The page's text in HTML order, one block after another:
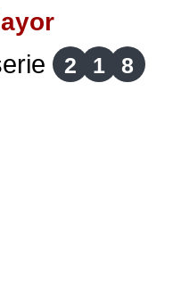
2 1 8